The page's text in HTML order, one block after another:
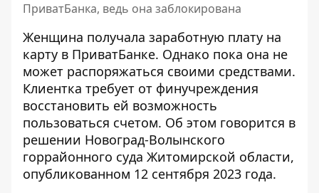
ПриватБанка, ведь она заблокирована
Женщина получала заработную плату на
карту в ПриватБанке. Однако пока она не
может распоряжаться своими средствами.
Клиентка требует от финучреждения
восстановить ей возможность
пользоваться счетом. Об этом говорится в
решении Новоград-Волынского
горрайонного суда Житомирской области,
опубликованном 12 сентября 2023 года.